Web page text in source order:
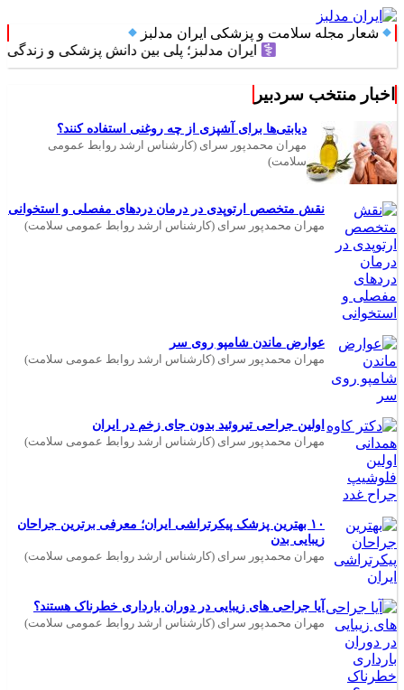
شعار مجله سلامت و پزشکی ایران مدلبز
ایران مدلبز؛ پلی بین دانش پزشکی و زندگی روزمره
اخبار منتخب سردبیر
دیابتی‌ها برای آشپزی از چه روغنی استفاده کنند؟
مهران محمدپور سرای (کارشناس ارشد روابط عمومی
سلامت)
نقش متخصص ارتوپدی در درمان دردهای مفصلی و استخوانی
مهران محمدپور سرای (کارشناس ارشد روابط عمومی سلامت)
عوارض ماندن شامپو روی سر
مهران محمدپور سرای (کارشناس ارشد روابط عمومی سلامت)
اولین جراحی تیروئید بدون جای زخم در ایران
مهران محمدپور سرای (کارشناس ارشد روابط عمومی سلامت)
۱۰ بهترین پزشک پیکرتراشی ایران؛ معرفی برترین جراحان
زیبایی بدن
مهران محمدپور سرای (کارشناس ارشد روابط عمومی سلامت)
آیا جراحی های زیبایی در دوران بارداری خطرناک هستند؟
مهران محمدپور سرای (کارشناس ارشد روابط عمومی سلامت)